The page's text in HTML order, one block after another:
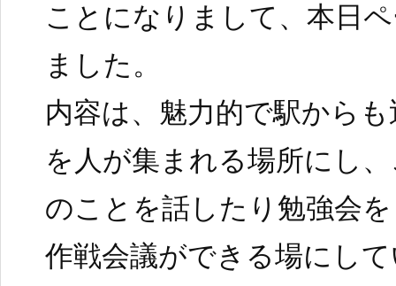
ことになりまして、本日
ました。
内容は、魅力的で駅から
を人が集まれる場所にし
のことを話したり勉強会
作戦会議ができる場にし